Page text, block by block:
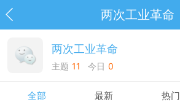
两次工业革命
两次工业革命
主题 11 今日 0
全部 最新 热门